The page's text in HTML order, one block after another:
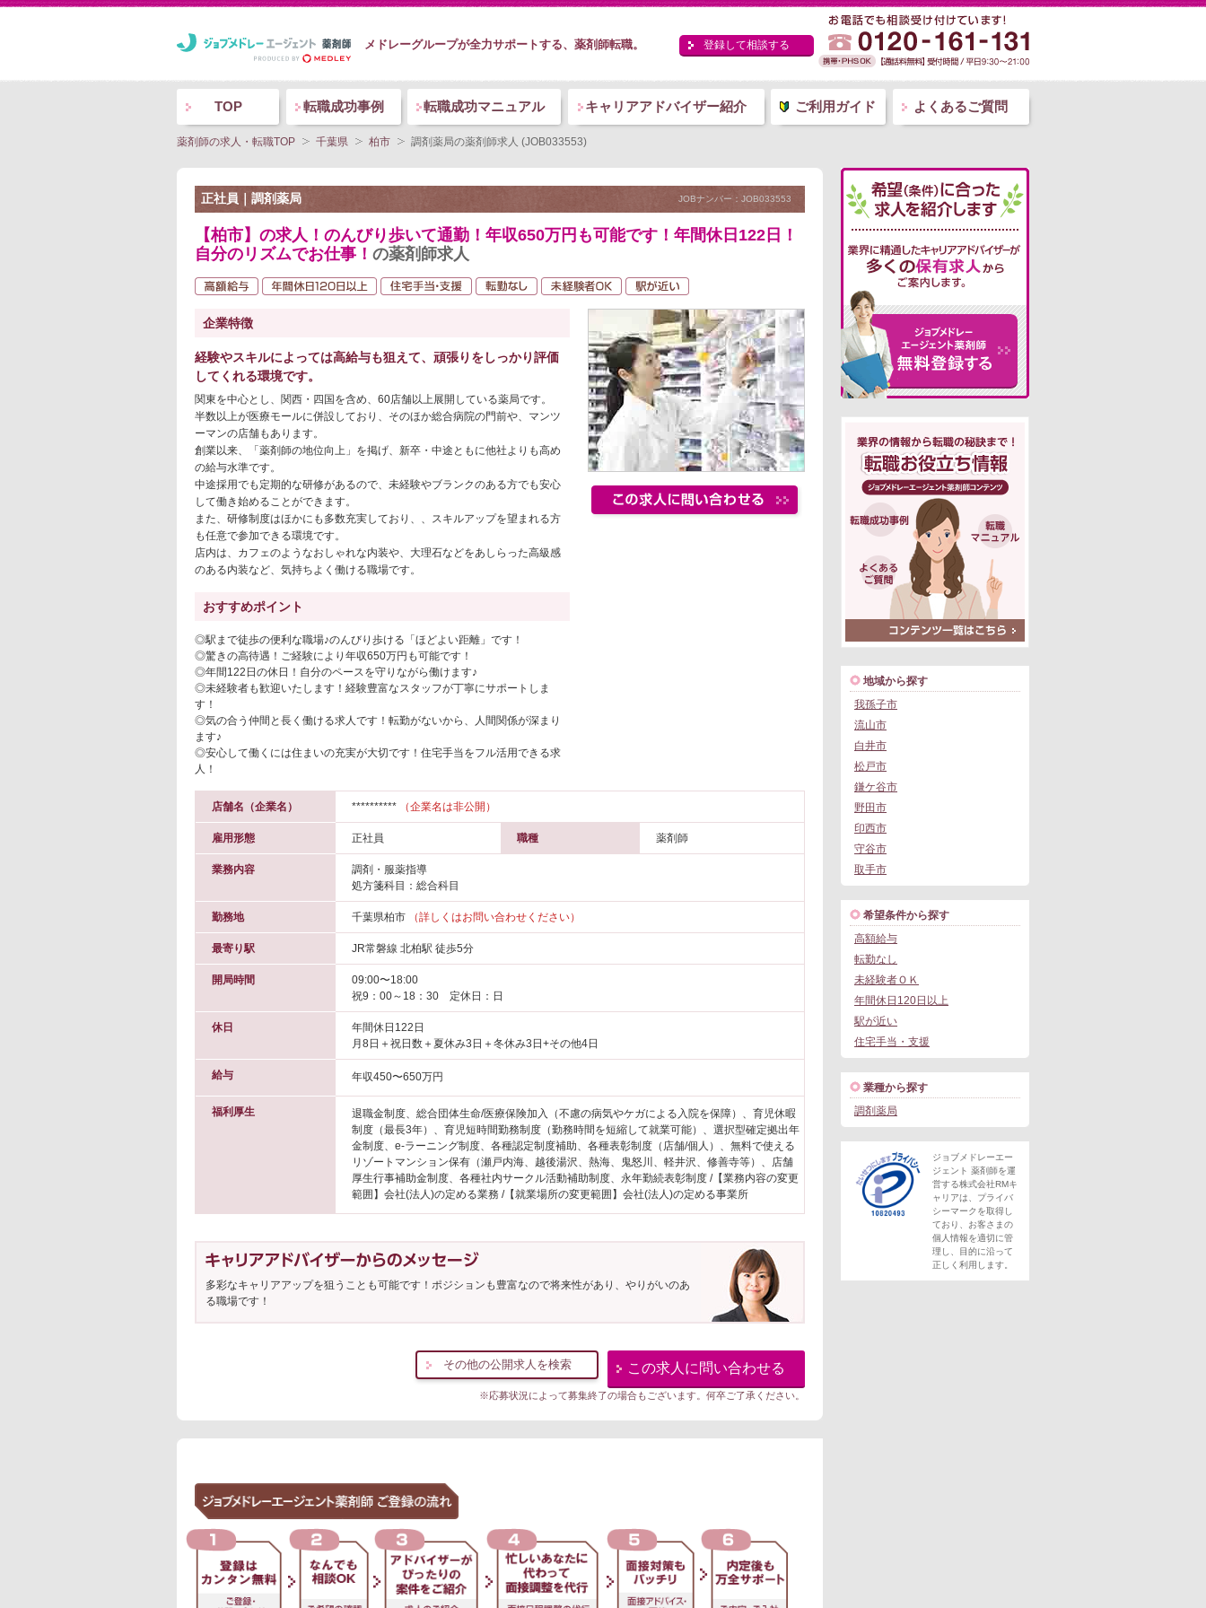
メドレーグループが全力サポートする、薬剤師転職。 登録して相談する
TOP 転職成功事例 転職成功マニュアル キャリアアドバイザー紹介 ご利用ガイド よくあるご質問
薬剤師の求人・転職TOP 千葉県 柏市 調剤薬局の薬剤師求人 (JOB033553)
正社員｜調剤薬局 JOBナンバー：JOB033553
【柏市】の求人！のんびり歩いて通勤！年収650万円も可能です！年間休日122日！
自分のリズムでお仕事！ の薬剤師求人
企業特徴
経験やスキルによっては高給与も狙えて、頑張りをしっかり評価
してくれる環境です。
関東を中心とし、関西・四国を含め、60店舗以上展開している薬局です。
半数以上が医療モールに併設しており、そのほか総合病院の門前や、マンツ
ーマンの店舗もあります。
創業以来、「薬剤師の地位向上」を掲げ、新卒・中途ともに他社よりも高め
の給与水準です。
中途採用でも定期的な研修があるので、未経験やブランクのある方でも安心
して働き始めることができます。
また、研修制度はほかにも多数充実しており、、スキルアップを望まれる方
も任意で参加できる環境です。
店内は、カフェのようなおしゃれな内装や、大理石などをあしらった高級感
のある内装など、気持ちよく働ける職場です。
おすすめポイント
◎駅まで徒歩の便利な職場♪のんびり歩ける「ほどよい距離」です！
◎驚きの高待遇！ご経験により年収650万円も可能です！
◎年間122日の休日！自分のペースを守りながら働けます♪
◎未経験者も歓迎いたします！経験豊富なスタッフが丁寧にサポートしま
す！
◎気の合う仲間と長く働ける求人です！転勤がないから、人間関係が深まり
ます♪
◎安心して働くには住まいの充実が大切です！住宅手当をフル活用できる求
人！
店舗名（企業名） ********** （企業名は非公開）
雇用形態 正社員 職種 薬剤師
業務内容
調剤・服薬指導
処方箋科目：総合科目
勤務地 千葉県柏市 （詳しくはお問い合わせください）
最寄り駅 JR常磐線 北柏駅 徒歩5分
開局時間
09:00〜18:00
祝9：00～18：30 定休日：日
休日
年間休日122日
月8日＋祝日数＋夏休み3日＋冬休み3日+その他4日
給与 年収450〜650万円
福利厚生
退職金制度、総合団体生命/医療保険加入（不慮の病気やケガによる入院を保障）、育児休暇
制度（最長3年）、育児短時間勤務制度（勤務時間を短縮して就業可能）、選択型確定拠出年
金制度、e-ラーニング制度、各種認定制度補助、各種表彰制度（店舗/個人）、無料で使える
リゾートマンション保有（瀬戸内海、越後湯沢、熱海、鬼怒川、軽井沢、修善寺等）、店舗
厚生行事補助金制度、各種社内サークル活動補助制度、永年勤続表彰制度 /【業務内容の変更
範囲】会社(法人)の定める業務 /【就業場所の変更範囲】会社(法人)の定める事業所
多彩なキャリアアップを狙うことも可能です！ポジションも豊富なので将来性があり、やりがいのあ
る職場です！
その他の公開求人を検索 この求人に問い合わせる
※応募状況によって募集終了の場合もございます。何卒ご了承ください。
地域から探す
我孫子市
流山市
白井市
松戸市
鎌ケ谷市
野田市
印西市
守谷市
取手市
希望条件から探す
高額給与
転勤なし
未経験者ＯＫ
年間休日120日以上
駅が近い
住宅手当・支援
業種から探す
調剤薬局
ジョブメドレーエー
ジェント 薬剤師を運
営する株式会社RMキ
ャリアは、プライバ
シーマークを取得し
ており、お客さまの
個人情報を適切に管
理し、目的に沿って
正しく利用します。